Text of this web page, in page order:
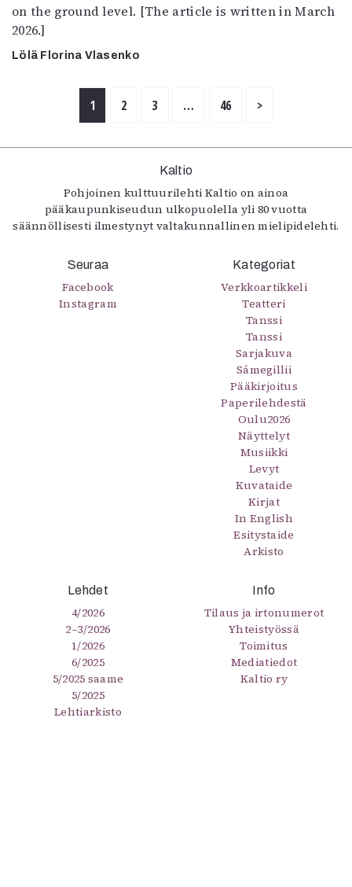
on the ground level. [The article is written in March
2026.]
Lölä Florina Vlasenko
1 2 3 … 46 >
Kaltio
Pohjoinen kulttuurilehti Kaltio on ainoa
pääkaupunkiseudun ulkopuolella yli 80 vuotta
säännöllisesti ilmestynyt valtakunnallinen mielipidelehti.
Seuraa
Facebook
Instagram
Kategoriat
Verkkoartikkeli
Teatteri
Tanssi
Tanssi
Sarjakuva
Sámegillii
Pääkirjoitus
Paperilehdestä
Oulu2026
Näyttelyt
Musiikki
Levyt
Kuvataide
Kirjat
In English
Esitystaide
Arkisto
Lehdet
4/2026
2–3/2026
1/2026
6/2025
5/2025 saame
5/2025
Lehtiarkisto
Info
Tilaus ja irtonumerot
Yhteistyössä
Toimitus
Mediatiedot
Kaltio ry